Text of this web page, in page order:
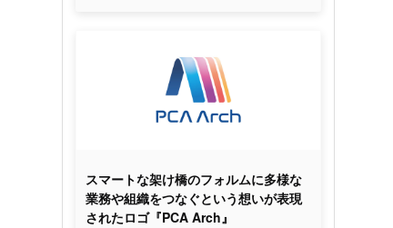
スマートな架け橋のフォルムに多様な
業務や組織をつなぐという想いが表現
されたロゴ『PCA Arch』